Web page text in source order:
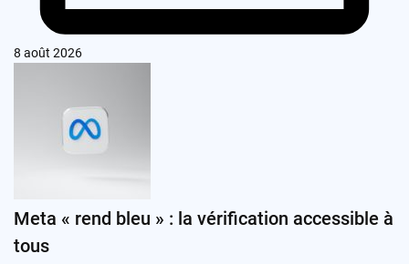
8 août 2026
Meta « rend bleu » : la vérification accessible à
tous